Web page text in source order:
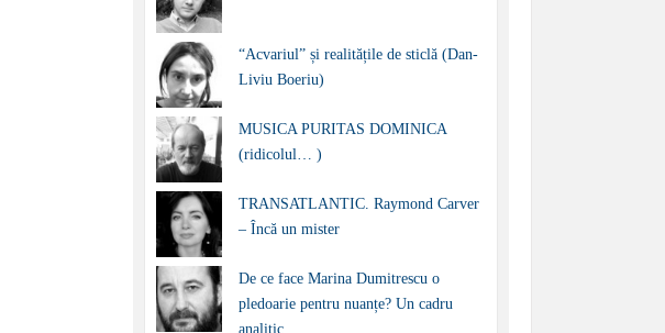
“Acvariul” și realitățile de sticlă (Dan-
Liviu Boeriu)
MUSICA PURITAS DOMINICA
(ridicolul… )
TRANSATLANTIC. Raymond Carver
– Încă un mister
De ce face Marina Dumitrescu o
pledoarie pentru nuanțe? Un cadru
analitic